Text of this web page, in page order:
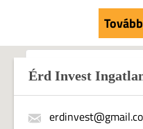
This page can't load
Do you own this
Érd Invest